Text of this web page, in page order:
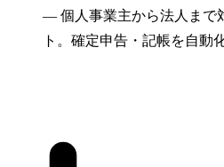
— 個人事業主から法人まで
ト。確定申告・記帳を自動化